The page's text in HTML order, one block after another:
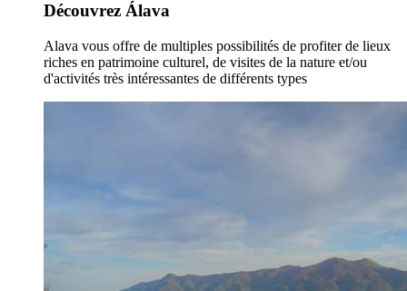
Découvrez Álava
Alava vous offre de multiples possibilités de profiter de lieux
riches en patrimoine culturel, de visites de la nature et/ou
d'activités très intéressantes de différents types